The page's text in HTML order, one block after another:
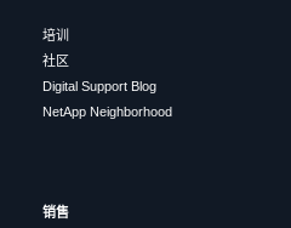
培训
社区
Digital Support Blog
NetApp Neighborhood
销售